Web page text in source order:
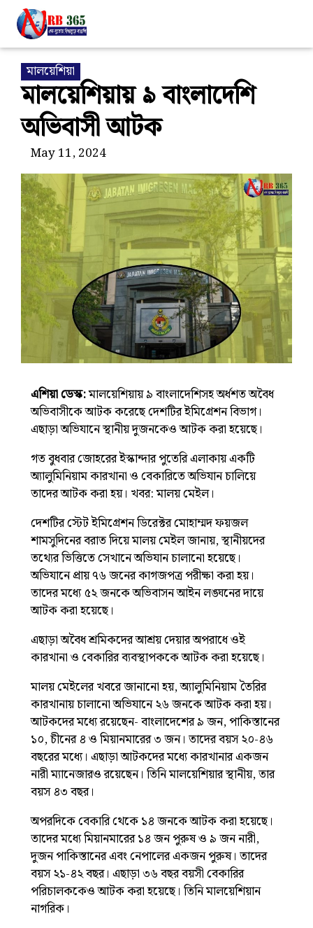
মালয়েশিয়া
মালয়েশিয়ায় ৯ বাংলাদেশি
অভিবাসী আটক
May 11, 2024
এশিয়া ডেস্ক:মালয়েশিয়ায় ৯ বাংলাদেশিসহ অর্ধশত অবৈধ
অভিবাসীকে আটক করেছে দেশটির ইমিগ্রেশন বিভাগ।
এছাড়া অভিযানে স্থানীয় দুজনকেও আটক করা হয়েছে।
গত বুধবার জোহরের ইস্কান্দার পুতেরি এলাকায় একটি
অ্যালুমিনিয়াম কারখানা ও বেকারিতে অভিযান চালিয়ে
তাদের আটক করা হয়। খবর: মালয় মেইল।
দেশটির স্টেট ইমিগ্রেশন ডিরেক্টর মোহাম্মদ ফয়জল
শামসুদিনের বরাত দিয়ে মালয় মেইল জানায়, স্থানীয়দের
তথ্যের ভিত্তিতে সেখানে অভিযান চালানো হয়েছে।
অভিযানে প্রায় ৭৬ জনের কাগজপত্র পরীক্ষা করা হয়।
তাদের মধ্যে ৫২ জনকে অভিবাসন আইন লঙ্ঘনের দায়ে
আটক করা হয়েছে।
এছাড়া অবৈধ শ্রমিকদের আশ্রয় দেয়ার অপরাধে ওই
কারখানা ও বেকারির ব্যবস্থাপককে আটক করা হয়েছে।
মালয় মেইলের খবরে জানানো হয়, অ্যালুমিনিয়াম তৈরির
কারখানায় চালানো অভিযানে ২৬ জনকে আটক করা হয়।
আটকদের মধ্যে রয়েছেন- বাংলাদেশের ৯ জন, পাকিস্তানের
১০, চীনের ৪ ও মিয়ানমারের ৩ জন। তাদের বয়স ২০-৪৬
বছরের মধ্যে। এছাড়া আটকদের মধ্যে কারখানার একজন
নারী ম্যানেজারও রয়েছেন। তিনি মালয়েশিয়ার স্থানীয়, তার
বয়স ৪৩ বছর।
অপরদিকে বেকারি থেকে ১৪ জনকে আটক করা হয়েছে।
তাদের মধ্যে মিয়ানমারের ১৪ জন পুরুষ ও ৯ জন নারী,
দুজন পাকিস্তানের এবং নেপালের একজন পুরুষ। তাদের
বয়স ২১-৪২ বছর। এছাড়া ৩৬ বছর বয়সী বেকারির
পরিচালককেও আটক করা হয়েছে। তিনি মালয়েশিয়ান
নাগরিক।